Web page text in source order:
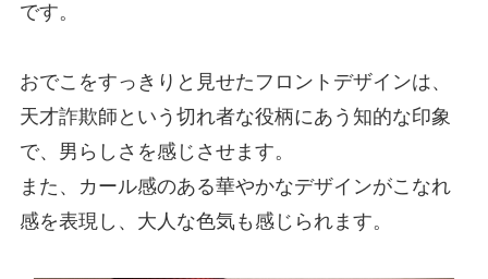
です。
おでこをすっきりと見せたフロントデザインは、
天才詐欺師という切れ者な役柄にあう知的な印象
で、男らしさを感じさせます。
また、カール感のある華やかなデザインがこなれ
感を表現し、大人な色気も感じられます。